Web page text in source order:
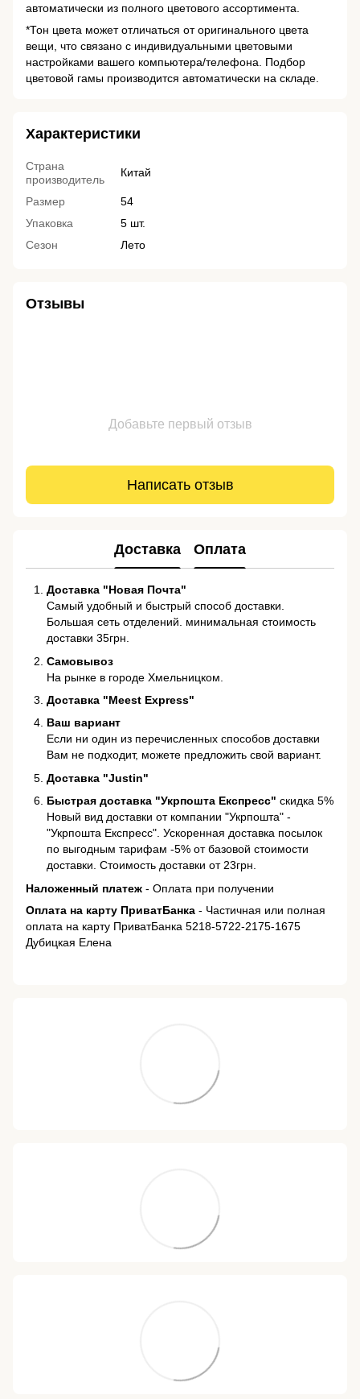
автоматически из полного цветового ассортимента.
*Тон цвета может отличаться от оригинального цвета
вещи, что связано с индивидуальными цветовыми
настройками вашего компьютера/телефона. Подбор
цветовой гамы производится автоматически на складе.
Характеристики
Страна
производитель
Китай
Размер
54
Упаковка
5 шт.
Сезон
Лето
Отзывы
Добавьте первый отзыв
Написать отзыв
Доставка Оплата
Доставка "Новая Почта"
Самый удобный и быстрый способ доставки.
Большая сеть отделений. минимальная стоимость
доставки 35грн.
Самовывоз
На рынке в городе Хмельницком.
Доставка "Meest Express"
Ваш вариант
Если ни один из перечисленных способов доставки
Вам не подходит, можете предложить свой вариант.
Доставка "Justin"
Быстрая доставка "Укрпошта Експресс" скидка 5%
Новый вид доставки от компании "Укрпошта" -
"Укрпошта Експресс". Ускоренная доставка посылок
по выгодным тарифам -5% от базовой стоимости
доставки. Стоимость доставки от 23грн.
Наложенный платеж - Оплата при получении
Оплата на карту ПриватБанка - Частичная или полная
оплата на карту ПриватБанка 5218-5722-2175-1675
Дубицкая Елена